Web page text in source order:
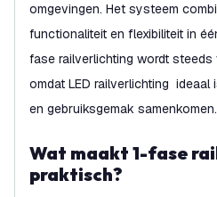
omgevingen. Het systeem
functionaliteit en flexibiliteit in
fase railverlichting wordt steeds
omdat LED railverlichting
en gebruiksgemak samenkomen.
Wat maakt 1-fase railverlichting zo
praktisch?